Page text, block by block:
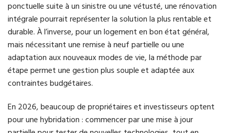
ponctuelle suite à un sinistre ou une vétusté, une rénovation
intégrale pourrait représenter la solution la plus rentable et
durable. À l’inverse, pour un logement en bon état général,
mais nécessitant une remise à neuf partielle ou une
adaptation aux nouveaux modes de vie, la méthode par
étape permet une gestion plus souple et adaptée aux
contraintes budgétaires.
En 2026, beaucoup de propriétaires et investisseurs optent
pour une hybridation : commencer par une mise à jour